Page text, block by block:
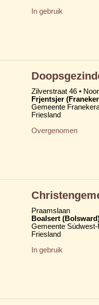
In gebruik
Zilverstraat 46 •
Frjentsjer
Gemeente
Friesland
Overgenomen
Praamslaan
Boalsert
Gemeente
Friesland
In gebruik